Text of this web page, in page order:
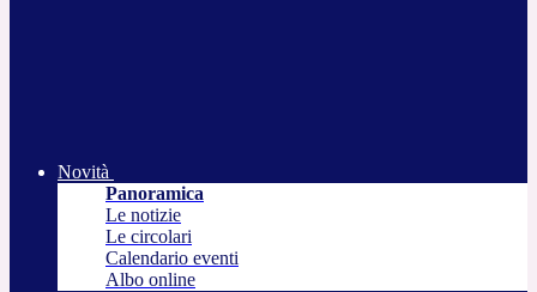
Novità
Panoramica
Le notizie
Le circolari
Calendario eventi
Albo online